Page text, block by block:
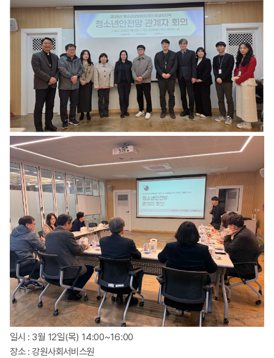
일시 : 3월 12일(목) 14:00~16:00
장소 : 강원사회서비스원